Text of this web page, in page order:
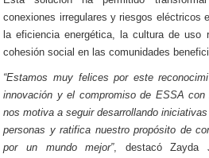
conexiones irregulares y riesgos eléctricos
la eficiencia energética, la cultura de uso
cohesión social en las comunidades
“Estamos muy felices por este
innovación y el compromiso de ESSA
nos motiva a seguir desarrollando
personas y ratifica nuestro propósito de
por un mundo mejor”, destacó Zayda